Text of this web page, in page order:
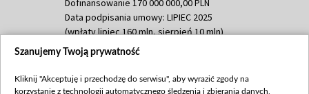
Dofinansowanie 170 000 000,00 PLN
Data podpisania umowy: LIPIEC 2025
(wpłaty lipiec 160 mln, sierpień 10 mln)
Dofinansowanie 60 000 000,00 PLN
(wpłata wrzesień 60 mln)
Szanujemy Twoją prywatność
Kliknij "Akceptuję i przechodzę do serwisu", aby wyrazić zgody na
korzystanie z technologii automatycznego śledzenia i zbierania danych,